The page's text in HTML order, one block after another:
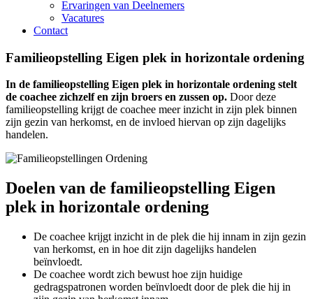
Ervaringen van Deelnemers
Vacatures
Contact
Familieopstelling Eigen plek in horizontale ordening
In de familieopstelling Eigen plek in horizontale ordening stelt
de coachee zichzelf en zijn broers en zussen op. Door deze
familieopstelling krijgt de coachee meer inzicht in zijn plek binnen
zijn gezin van herkomst, en de invloed hiervan op zijn dagelijks
handelen.
Doelen van de familieopstelling Eigen
plek in horizontale ordening
De coachee krijgt inzicht in de plek die hij innam in zijn gezin
van herkomst, en in hoe dit zijn dagelijks handelen
beïnvloedt.
De coachee wordt zich bewust hoe zijn huidige
gedragspatronen worden beïnvloedt door de plek die hij in